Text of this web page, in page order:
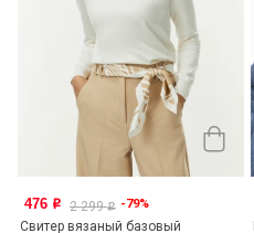
476 o 2 299o -79%
Свитер вязаный базовый